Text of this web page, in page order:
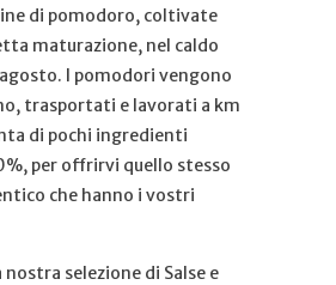
di pomodoro, coltivate
maturazione, nel caldo
I pomodori vengono
trasportati e lavorati a km
di pochi ingredienti
per offrirvi quello stesso
che hanno i vostri
selezione di Salse e